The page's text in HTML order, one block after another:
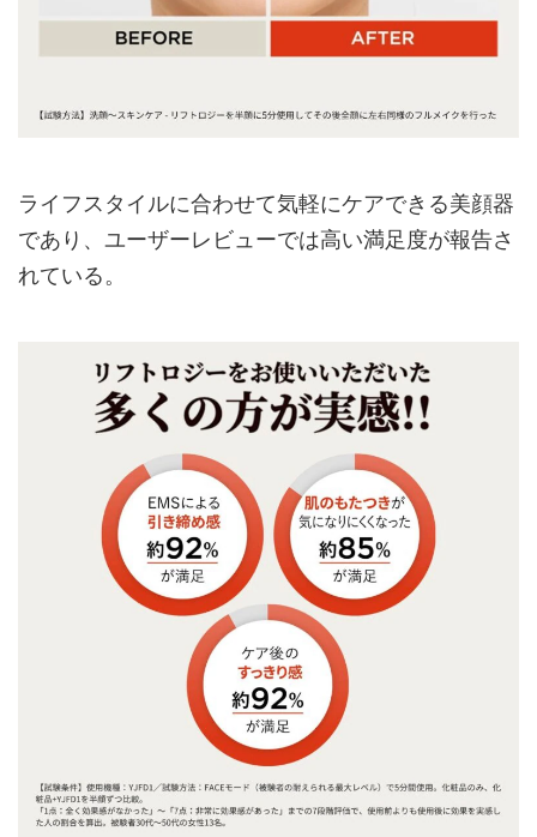
ライフスタイルに合わせて気軽にケアできる美顔器
であり、ユーザーレビューでは高い満足度が報告さ
れている。